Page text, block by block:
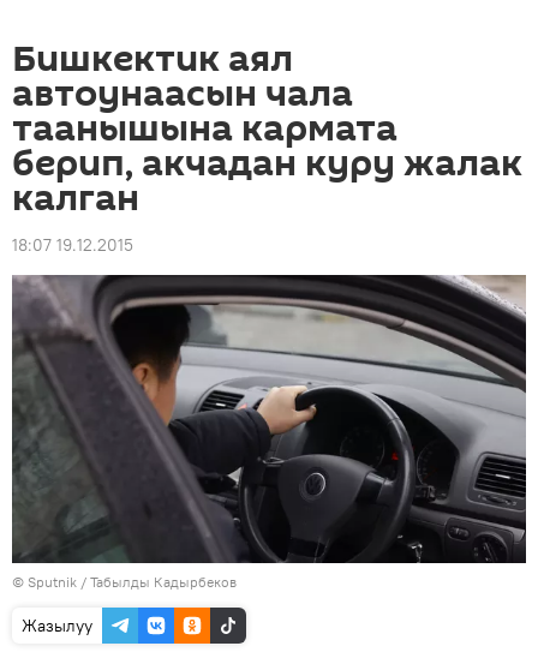
Бишкектик аял
автоунаасын чала
таанышына кармата
берип, акчадан куру жалак
калган
18:07 19.12.2015
© Sputnik / Табылды Кадырбеков
Жазылуу